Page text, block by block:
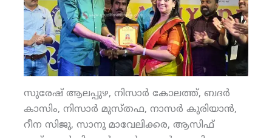
സുരേഷ് ആലപ്പുഴ, നിസാര്‍ കോലത്ത്, ബദര്‍
കാസിം, നിസാര്‍ മുസ്തഫ, നാസര്‍ കുരിയാന്‍,
റീന സിജു, സാനു മാവേലിക്കര, ആസിഫ്